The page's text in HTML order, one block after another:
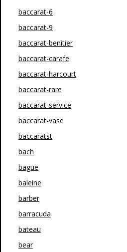
baccarat-6
baccarat-9
baccarat-benitier
baccarat-carafe
baccarat-harcourt
baccarat-rare
baccarat-service
baccarat-vase
baccaratst
bach
bague
baleine
barber
barracuda
bateau
bear